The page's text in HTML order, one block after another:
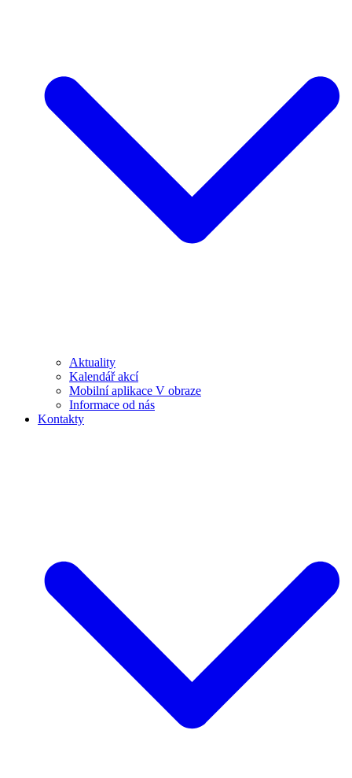
Aktuality
Kalendář akcí
Mobilní aplikace V obraze
Informace od nás
Kontakty